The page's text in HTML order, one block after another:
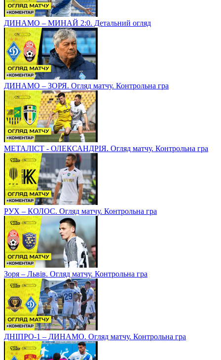
ДИНАМО – МИНАЙ 2:0. Детальний огляд
ДИНАМО – ЗОРЯ. Огляд матчу. Контрольна гра
МЕТАЛІСТ - ОЛЕКСАНДРІЯ. Огляд матчу. Контрольна гра
РУХ – КОЛОС. Огляд матчу. Контрольна гра
Зоря – Львів. Огляд матчу. Контрольна гра
ДНІПРО-1 – ДИНАМО. Огляд матчу. Контрольна гра